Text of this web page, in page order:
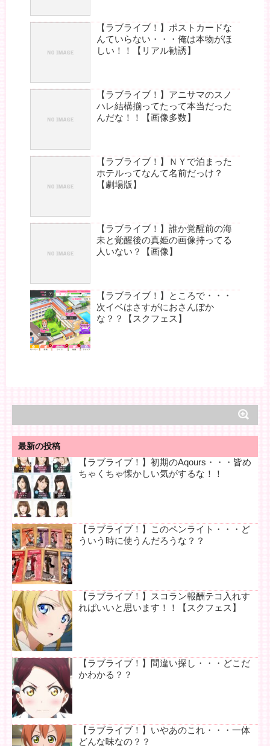
【ラブライブ！】ポストカードな
んていらない・・・俺は本物がほ
しい！！【リアル勧誘】
【ラブライブ！】アニサマのスノ
ハレ結構揃ってたって本当だった
んだな！！【画像多数】
【ラブライブ！】ＮＹで泊まった
ホテルってなんて名前だっけ？
【劇場版】
【ラブライブ！】誰か覚醒前の海
未と覚醒後の真姫の画像持ってる
人いない？【画像】
【ラブライブ！】ところで・・・
次イベはさすがにおさんぽか
な？？【スクフェス】
最新の投稿
【ラブライブ！】初期のAqours・・・皆め
ちゃくちゃ懐かしい気がするな！！
【ラブライブ！】このペンライト・・・ど
ういう時に使うんだろうな？？
【ラブライブ！】スコラン報酬テコ入れす
ればいいと思います！！【スクフェス】
【ラブライブ！】間違い探し・・・どこだ
かわかる？？
【ラブライブ！】いやあのこれ・・・一体
どんな味なの？？